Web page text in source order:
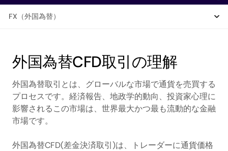
FX（外国為替）
外国為替CFD取引の理解
外国為替取引とは、グローバルな市場で通貨を売買する
プロセスです。経済報告、地政学的動向、投資家心理に
影響されるこの市場は、世界最大かつ最も流動的な金融
市場です。
外国為替CFD(差金決済取引)は、トレーダーに通貨価格